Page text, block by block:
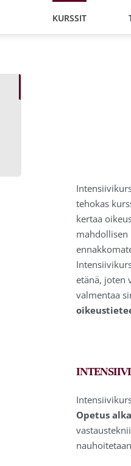
KURSSIT
tehokas
kertaa
mahdollisen
etänä, joten
valmentaa
INTENSIIVI
Opetus